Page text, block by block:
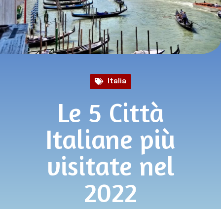
Italia
Le 5 Città
Italiane più
visitate nel
2022